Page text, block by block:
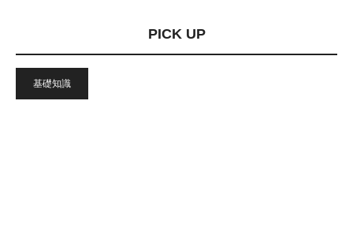
PICK UP
基礎知識